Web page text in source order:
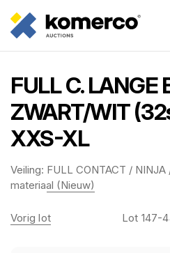
FULL C. LANGE
ZWART/WIT
XXS-XL
Veiling: FULL CONTACT /
materiaal (Nieuw)
Vorig lot Lot 147-